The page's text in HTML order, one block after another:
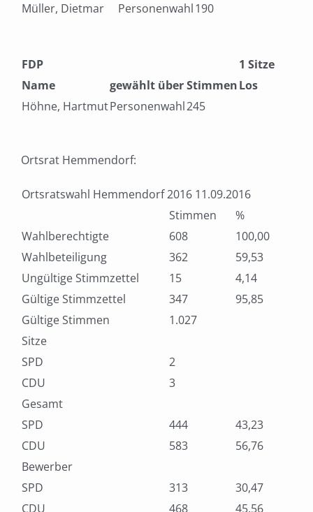
Müller, Dietmar
Personenwahl190
FDP
1 Sitze
Name
gewählt überStimmenLos
Höhne, HartmutPersonenwahl245
Ortsrat Hemmendorf:
Ortsratswahl Hemmendorf 2016 11.09.2016
Stimmen
%
Wahlberechtigte
608
100,00
Wahlbeteiligung
362
59,53
Ungültige Stimmzettel
15
4,14
Gültige Stimmzettel
347
95,85
Gültige Stimmen
1.027
Sitze
SPD
2
CDU
3
Gesamt
SPD
444
43,23
CDU
583
56,76
Bewerber
SPD
313
30,47
CDU
468 45,56